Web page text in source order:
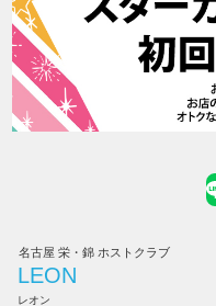
名古屋 栄・錦 ホストクラブ
LEON
レオン